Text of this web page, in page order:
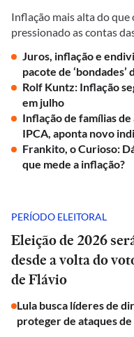
Inflação mais alta do
pressionado as contas
Juros, inflação e
pacote de ‘bondades’
Rolf Kuntz: Inflação
em julho
Inflação de famílias
IPCA, aponta novo
Frankito, o Curioso:
que mede a inflação?
PERÍODO ELEITORAL
Eleição de 2026
desde a volta do
de Flávio
Lula busca líderes de
proteger de ataques